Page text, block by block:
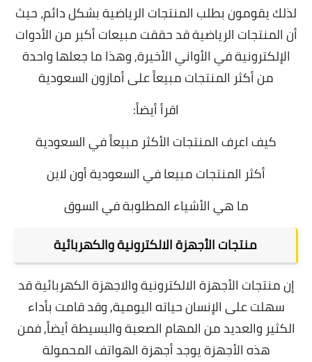
لذلك يقومون بطلب المنتجات الرياضية بشكل دائم، حيث
أن المنتجات الرياضية قد حققت مبيعات أكبر من الأدوات
الإلكترونية في الأواني الأخيرة, وهذا ما جعلها واحدة
من أكثر المنتجات مبيعاً على أمازون السعودية
اقرأ أيضاً:
كيف اعرف المنتجات الأكثر مبيعاً في السعودية
أكثر المنتجات مبيعا في السعودية أون لاين
ما هي الأشياء المطلوبة في السوق
منتجات الأجهزة الالكترونية والكهربائية
إن منتجات الأجهزة الالكترونية والاجهزة الكهربائية قد
سهلت على الإنسان حياته اليومية, وقد قامت بأداء
الكثير والعديد من المهام الصعبة والبسيطة أيضاً, فمن
هذه الأجهزة يوجد أجهزة الهواتف المحمولة